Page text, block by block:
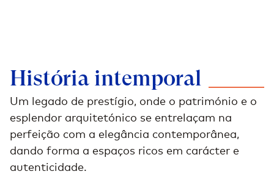
História intemporal
Um legado de prestígio, onde o património e o
esplendor arquitetónico se entrelaçam na
perfeição com a elegância contemporânea,
dando forma a espaços ricos em carácter e
autenticidade.